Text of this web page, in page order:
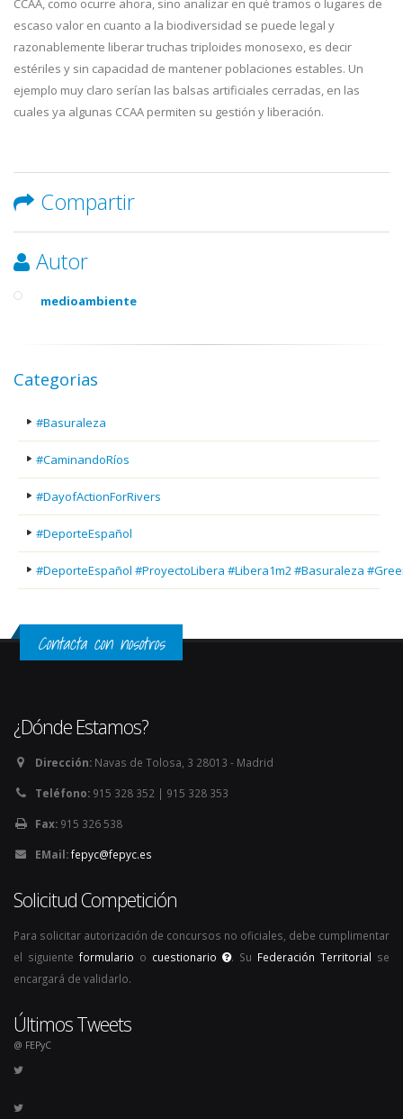
CCAA, como ocurre ahora, sino analizar en qué tramos o lugares de
escaso valor en cuanto a la biodiversidad se puede legal y
razonablemente liberar truchas triploides monosexo, es decir
estériles y sin capacidad de mantener poblaciones estables. Un
ejemplo muy claro serían las balsas artificiales cerradas, en las
cuales ya algunas CCAA permiten su gestión y liberación.
Compartir
Autor
medioambiente
Categorias
#Basuraleza
#CaminandoRíos
#DayofActionForRivers
#DeporteEspañol
#DeporteEspañol #ProyectoLibera #Libera1m2 #Basuraleza
Contacta con nosotros
¿Dónde Estamos?
Dirección: Navas de Tolosa, 3 28013 - Madrid
Teléfono: 915 328 352 | 915 328 353
Fax: 915 326 538
EMail:fepyc@fepyc.es
Solicitud Competición
Para solicitar autorización de concursos no oficiales, debe cumplimentar
el siguiente formulario o cuestionario . Su Federación Territorial se
encargará de validarlo.
Últimos Tweets
@ FEPyC